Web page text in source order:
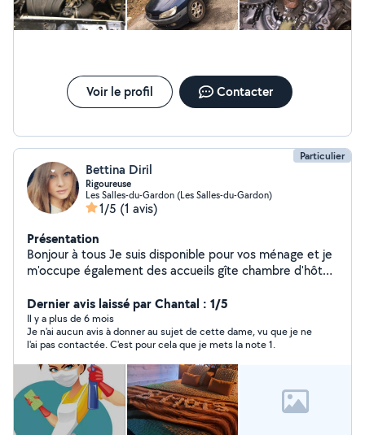
Voir le profil Contacter
Particulier
Bettina Diril
Rigoureuse
Les Salles-du-Gardon (Les Salles-du-Gardon)
1/5 (1 avis)
Présentation
Bonjour à tous Je suis disponible pour vos ménage et je
m'occupe également des accueils gîte chambre d'hôtes
Dernier avis laissé par Chantal : 1/5
Il y a plus de 6 mois
Je n'ai aucun avis à donner au sujet de cette dame, vu que je ne
l'ai pas contactée. C'est pour cela que je mets la note 1.